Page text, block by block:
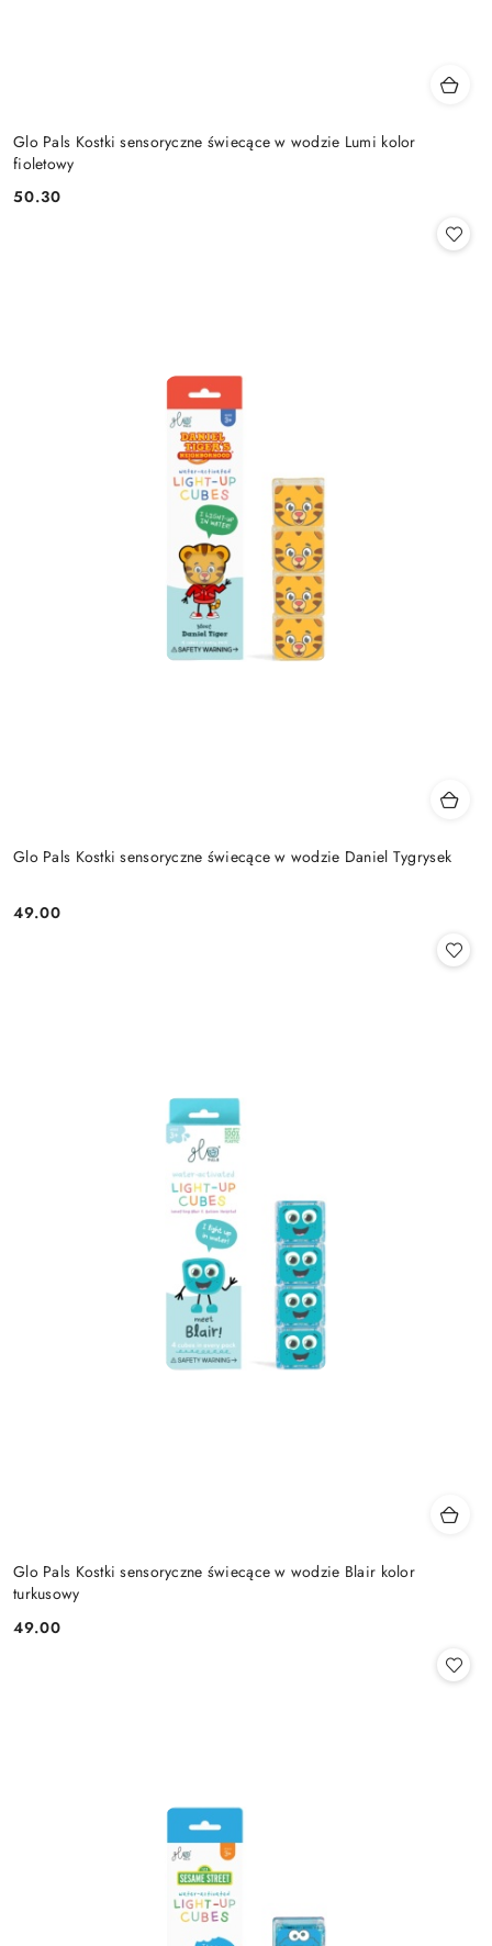
Glo Pals Kostki sensoryczne świecące w wodzie Lumi kolor
fioletowy
Cena:
50.30
Glo Pals Kostki sensoryczne świecące w wodzie Daniel Tygrysek
Cena:
49.00
Glo Pals Kostki sensoryczne świecące w wodzie Blair kolor
turkusowy
Cena:
49.00